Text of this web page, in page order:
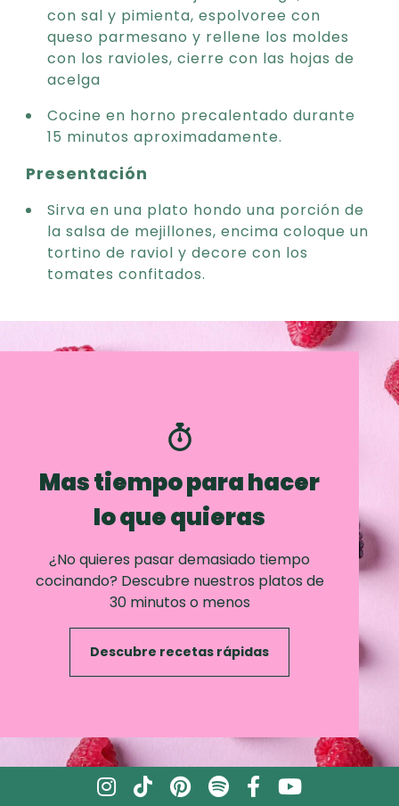
con sal y pimienta, espolvoree con
queso parmesano y rellene los moldes
con los ravioles, cierre con las hojas de
acelga
Cocine en horno precalentado durante
15 minutos aproximadamente.
Presentación
Sirva en una plato hondo una porción de
la salsa de mejillones, encima coloque un
tortino de raviol y decore con los
tomates confitados.
Mas tiempo para hacer
lo que quieras
¿No quieres pasar demasiado tiempo
cocinando? Descubre nuestros platos de
30 minutos o menos
Descubre recetas rápidas